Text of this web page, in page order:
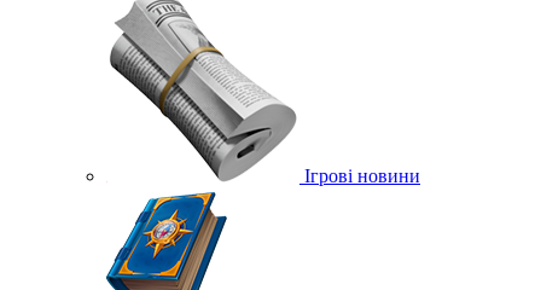
Ігрові новини